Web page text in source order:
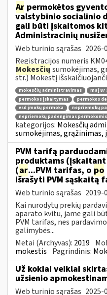
Ar permokėtos
valstybinio socialinio
gali būti įskaitomos
Administracinių
Web turinio sąrašas 2026-
Registracijos numeris
Mokesčių sumokėjimas,
str.) Mokestį
mokesčių administravimas maį 87
permokos įskaitymas
permokos
vsd įmokų permoka
nepriemokų
nepriemokų padengimas permokomis
kategorijos: Mokesčių
sumokėjimas, grąžinimas,
PVM tarifą
produktams
(ar...PVM tarifas, o po
išrašyti PVM sąskaitą
Web turinio sąrašas 2019-
Kai nurodytų prekių
aparato kvitu, jame gali
PVM tarifas, nes pardavimo
galimybės...
Metai (Archyvas): 2019
mokestis Pagrindinis:
Už kokiai veiklai
užsienio
Web turinio sąrašas 2025-